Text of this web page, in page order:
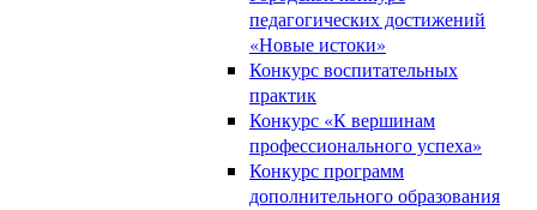
педагогических достижений
«Новые истоки»
Конкурс воспитательных
практик
Конкурс «К вершинам
профессионального успеха»
Конкурс программ
дополнительного образования